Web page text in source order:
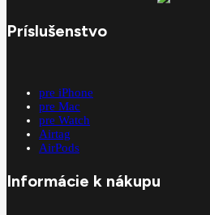
Príslušenstvo
pre iPhone
pre Mac
pre Watch
Airtag
AirPods
Informácie k nákupu